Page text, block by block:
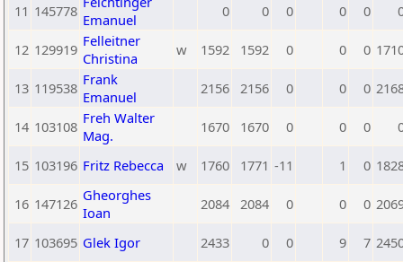
11 145778 Emanuel
0 0 0 0 0
12 129919 Felleitner
Christina
w 1592 1592 0 0 0
13 119538 Frank
Emanuel
2156 2156 0 0 0
14 103108 Freh Walter
Mag.
1670 1670 0 0 0
15 103196 Fritz Rebecca w 1760 1771 -11 1 0
16 147126 Gheorghes
Ioan
2084 2084 0 0 0
17 103695 Glek Igor 2433 0 0 9 7